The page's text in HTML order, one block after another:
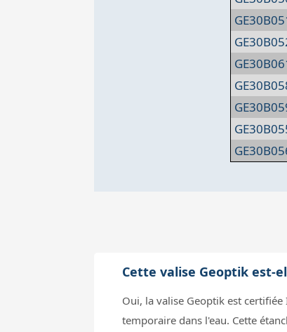
Cette valise Geoptik est-
Oui, la valise Geoptik est
temporaire dans l'eau. Cette